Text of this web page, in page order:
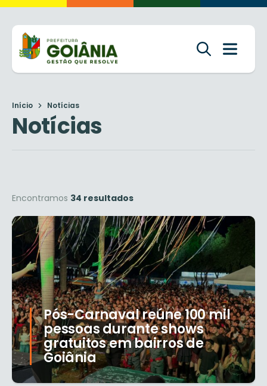
Início Notícias
Notícias
Encontramos 34 resultados
Pós-Carnaval reúne 100 mil
pessoas durante shows
gratuitos em bairros de
Goiânia